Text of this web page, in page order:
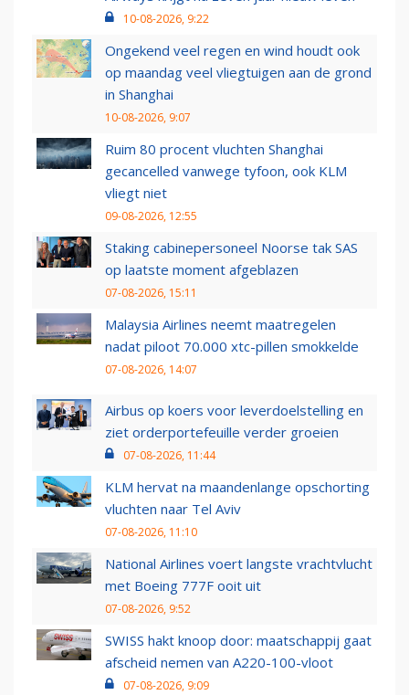
10-08-2026, 9:22
Ongekend veel regen en wind houdt ook
op maandag veel vliegtuigen aan de grond
in Shanghai
10-08-2026, 9:07
Ruim 80 procent vluchten Shanghai
gecancelled vanwege tyfoon, ook KLM
vliegt niet
09-08-2026, 12:55
Staking cabinepersoneel Noorse tak SAS
op laatste moment afgeblazen
07-08-2026, 15:11
Malaysia Airlines neemt maatregelen
nadat piloot 70.000 xtc-pillen smokkelde
07-08-2026, 14:07
Airbus op koers voor leverdoelstelling en
ziet orderportefeuille verder groeien
07-08-2026, 11:44
KLM hervat na maandenlange opschorting
vluchten naar Tel Aviv
07-08-2026, 11:10
National Airlines voert langste vrachtvlucht
met Boeing 777F ooit uit
07-08-2026, 9:52
SWISS hakt knoop door: maatschappij gaat
afscheid nemen van A220-100-vloot
07-08-2026, 9:09